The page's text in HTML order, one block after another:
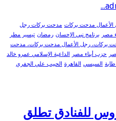
الأعمال مدحت بركات مدحت بركات رجل
مصر برنامج نبي الإحسان رمضان تيسير مطر
بركات، رجل الأعمال مدحت بركات، مدحت
حزب أبناء مصر
الداعية الإسلامي عمرو خالد
السيسي القاهرة الحبيب علي الجفري
للفنادق تطلق